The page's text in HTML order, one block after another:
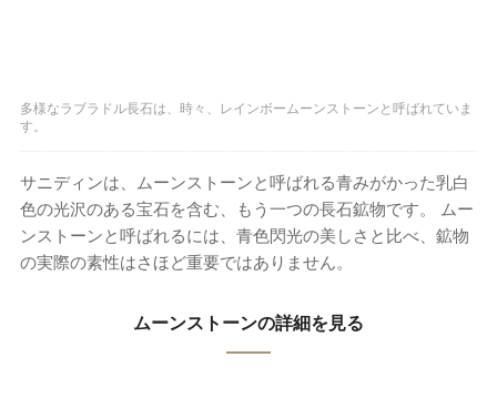
多様なラブラドル長石は、時々、レインボームーンストーンと呼ばれていま
す。
サニディンは、ムーンストーンと呼ばれる青みがかった乳白
色の光沢のある宝石を含む、もう一つの長石鉱物です。 ムー
ンストーンと呼ばれるには、青色閃光の美しさと比べ、鉱物
の実際の素性はさほど重要ではありません。
ムーンストーンの詳細を見る